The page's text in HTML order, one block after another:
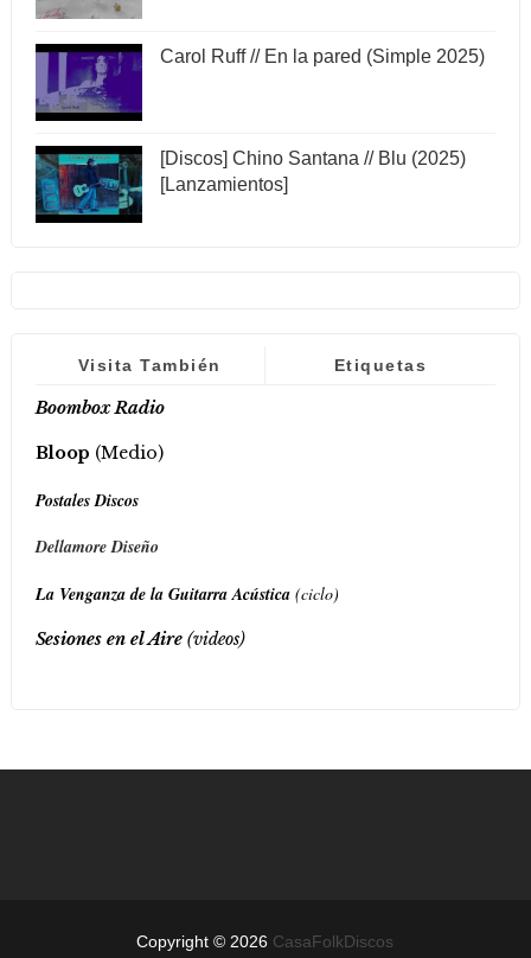
Carol Ruff // En la pared (Simple 2025)
[Discos] Chino Santana // Blu (2025)
[Lanzamientos]
Visita También Etiquetas
Boombox Radio
Bloop (Medio)
Postales Discos
Dellamore Diseño
La Venganza de la Guitarra Acústica (ciclo)
Sesiones en el Aire (videos)
Copyright © 2026 CasaFolkDiscos